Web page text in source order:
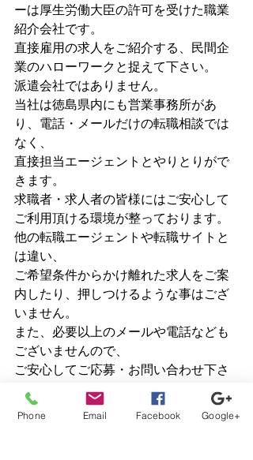
ーは厚生労働大臣の許可を受けた職業
紹介会社です。
直接雇用の求人をご紹介する、民間企
業のハローワークと捉えて下さい。
派遣会社ではありません。
当社は徳島県内にも営業事務所があ
り、電話・メールだけの転職相談では
なく、
直接担当エージェントとやりとりがで
きます。
求職者・求人者の皆様にはご安心して
ご利用頂ける環境が整っております。
他の転職エージェントや転職サイトと
は違い、
ご希望条件からかけ離れた求人をご案
内したり、押しつけるような事はござ
いません。
また、必要以上のメールや電話なども
ございませんので、
ご安心してご応募・お問い合わせ下さ
い。
徳島県で初の医療分野に特化した職業
Phone Email Facebook Google+